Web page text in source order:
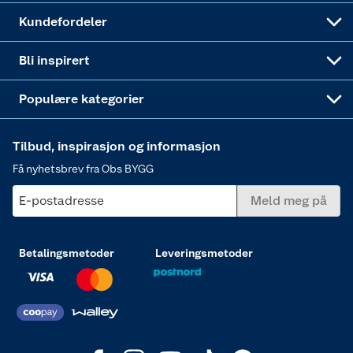
Kundefordeler
Bli inspirert
Populære kategorier
Tilbud, inspirasjon og informasjon
Få nyhetsbrev fra Obs BYGG
E-postadresse Meld meg på
Betalingsmetoder Leveringsmetoder